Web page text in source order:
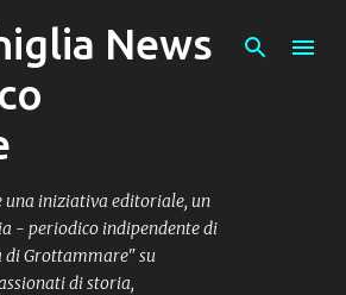
ai contenuti principali
News
una iniziativa editoriale, un
- periodico indipendente di
Grottammare" su
di storia,